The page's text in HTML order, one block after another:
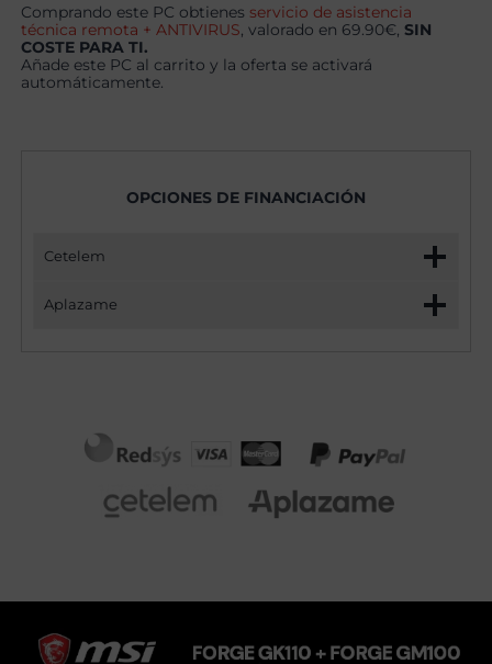
Comprando este PC obtienes servicio de asistencia
técnica remota + ANTIVIRUS , valorado en 69.90€,SIN
COSTE PARA TI.
Añade este PC al carrito y la oferta se activará
automáticamente.
OPCIONES DE FINANCIACIÓN
Cetelem
Aplazame